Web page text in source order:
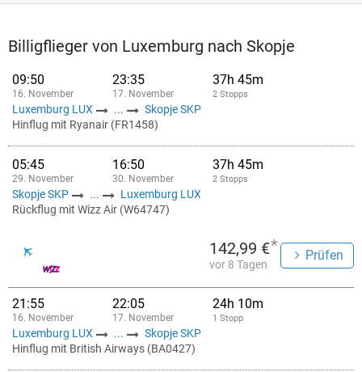
Billigflieger von Luxemburg nach Skopje
09:50
16. November
23:35
17. November
37h 45m
2 Stopps
Luxemburg LUX ...
Skopje SKP
Hinflug mit Ryanair (FR1458)
05:45
29. November
16:50
30. November
37h 45m
2 Stopps
Skopje SKP ...
Luxemburg LUX
Rückflug mit Wizz Air (W64747)
142,99 €*
vor 8 Tagen
Prüfen
21:55
16. November
22:05
17. November
24h 10m
1 Stopp
Luxemburg LUX ...
Skopje SKP
Hinflug mit British Airways (BA0427)